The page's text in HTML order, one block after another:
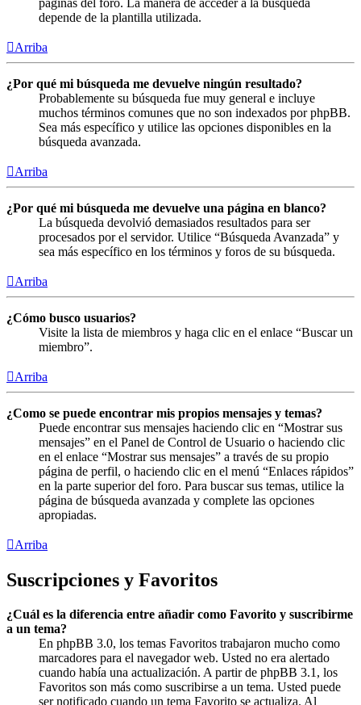
páginas del foro. La manera de acceder a la búsqueda
depende de la plantilla utilizada.
Arriba
¿Por qué mi búsqueda me devuelve ningún resultado?
Probablemente su búsqueda fue muy general e incluye
muchos términos comunes que no son indexados por phpBB.
Sea más específico y utilice las opciones disponibles en la
búsqueda avanzada.
Arriba
¿Por qué mi búsqueda me devuelve una página en blanco?
La búsqueda devolvió demasiados resultados para ser
procesados por el servidor. Utilice “Búsqueda Avanzada” y
sea más específico en los términos y foros de su búsqueda.
Arriba
¿Cómo busco usuarios?
Visite la lista de miembros y haga clic en el enlace “Buscar un
miembro”.
Arriba
¿Como se puede encontrar mis propios mensajes y temas?
Puede encontrar sus mensajes haciendo clic en “Mostrar sus
mensajes” en el Panel de Control de Usuario o haciendo clic
en el enlace “Mostrar sus mensajes” a través de su propio
página de perfil, o haciendo clic en el menú “Enlaces rápidos”
en la parte superior del foro. Para buscar sus temas, utilice la
página de búsqueda avanzada y complete las opciones
apropiadas.
Arriba
Suscripciones y Favoritos
¿Cuál es la diferencia entre añadir como Favorito y suscribirme
a un tema?
En phpBB 3.0, los temas Favoritos trabajaron mucho como
marcadores para el navegador web. Usted no era alertado
cuando había una actualización. A partir de phpBB 3.1, los
Favoritos son más como suscribirse a un tema. Usted puede
ser notificado cuando un tema Favorito se actualiza. Al